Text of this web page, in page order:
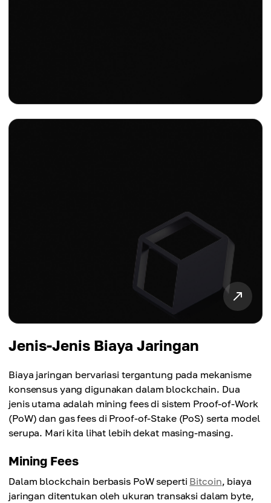
Jenis-Jenis Biaya Jaringan
Biaya jaringan bervariasi tergantung pada mekanisme
konsensus yang digunakan dalam blockchain. Dua
jenis utama adalah mining fees di sistem Proof-of-Work
(PoW) dan gas fees di Proof-of-Stake (PoS) serta model
serupa. Mari kita lihat lebih dekat masing-masing.
Mining Fees
Dalam blockchain berbasis PoW seperti Bitcoin, biaya
jaringan ditentukan oleh ukuran transaksi dalam byte,